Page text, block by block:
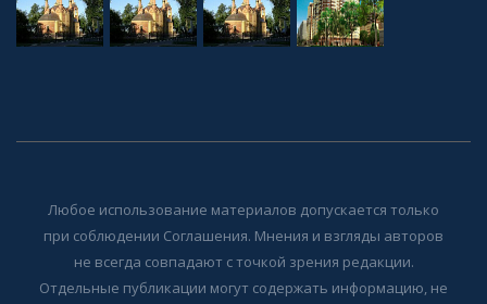
Любое использование материалов допускается только
при соблюдении Соглашения. Мнения и взгляды авторов
не всегда совпадают с точкой зрения редакции.
Отдельные публикации могут содержать информацию, не